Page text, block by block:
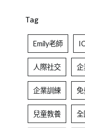
Tag
Emily老師
人際社交 企
企業訓練 免
兒童教養 全